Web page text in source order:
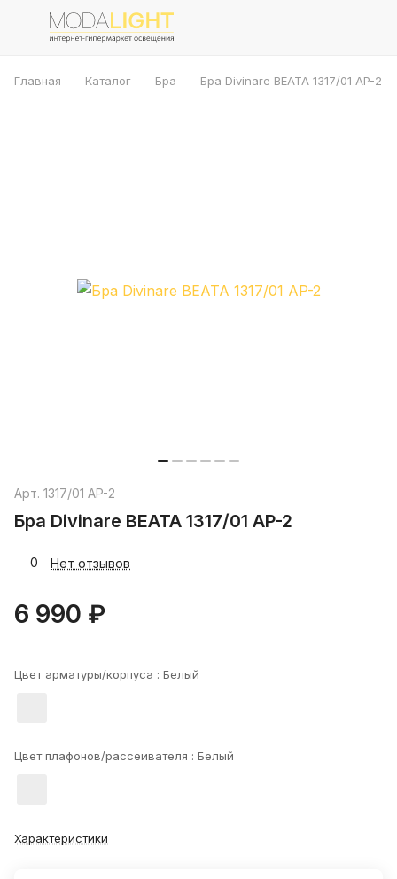
Главная Каталог Бра Бра Divinare BEATA 1317/01 AP-2
Арт. 1317/01 AP-2
Бра Divinare BEATA 1317/01 AP-2
0 Нет отзывов
6 990 ₽
Цвет арматуры/корпуса : Белый
Цвет плафонов/рассеивателя : Белый
Характеристики